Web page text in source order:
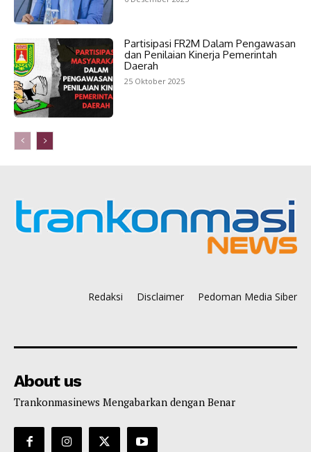
Partisipasi FR2M Dalam Pengawasan
dan Penilaian Kinerja Pemerintah
Daerah
25 Oktober 2025
Redaksi Disclaimer Pedoman Media Siber
About us
Trankonmasinews Mengabarkan dengan Benar